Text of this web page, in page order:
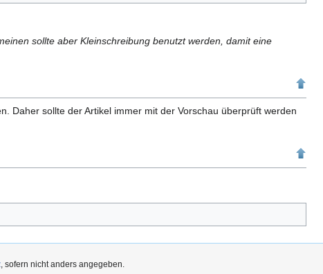
sollte aber Kleinschreibung benutzt werden, damit eine
Daher sollte der Artikel immer mit der Vorschau überprüft werden
, sofern nicht anders angegeben.